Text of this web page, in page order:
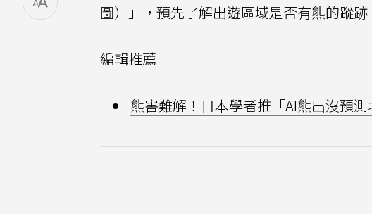
圖）」，預先了解出遊區域是否有熊的蹤跡
編輯推薦
熊害難解！日本學者推「AI熊出沒預